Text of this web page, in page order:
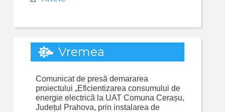
Vremea
Comunicat de presă demararea
proiectului „Eficientizarea consumului de
energie electrică la UAT Comuna Cerașu,
Județul Prahova, prin instalarea de